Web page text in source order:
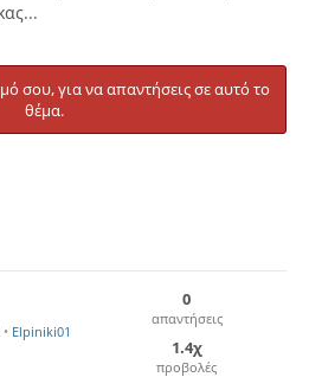
σου, για να απαντήσεις σε αυτό το
θέμα.
• Elpiniki01
0
απαντήσεις
1.4χ
προβολές